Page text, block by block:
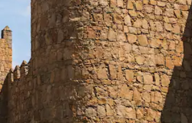
стрелки нагоре и надолу или